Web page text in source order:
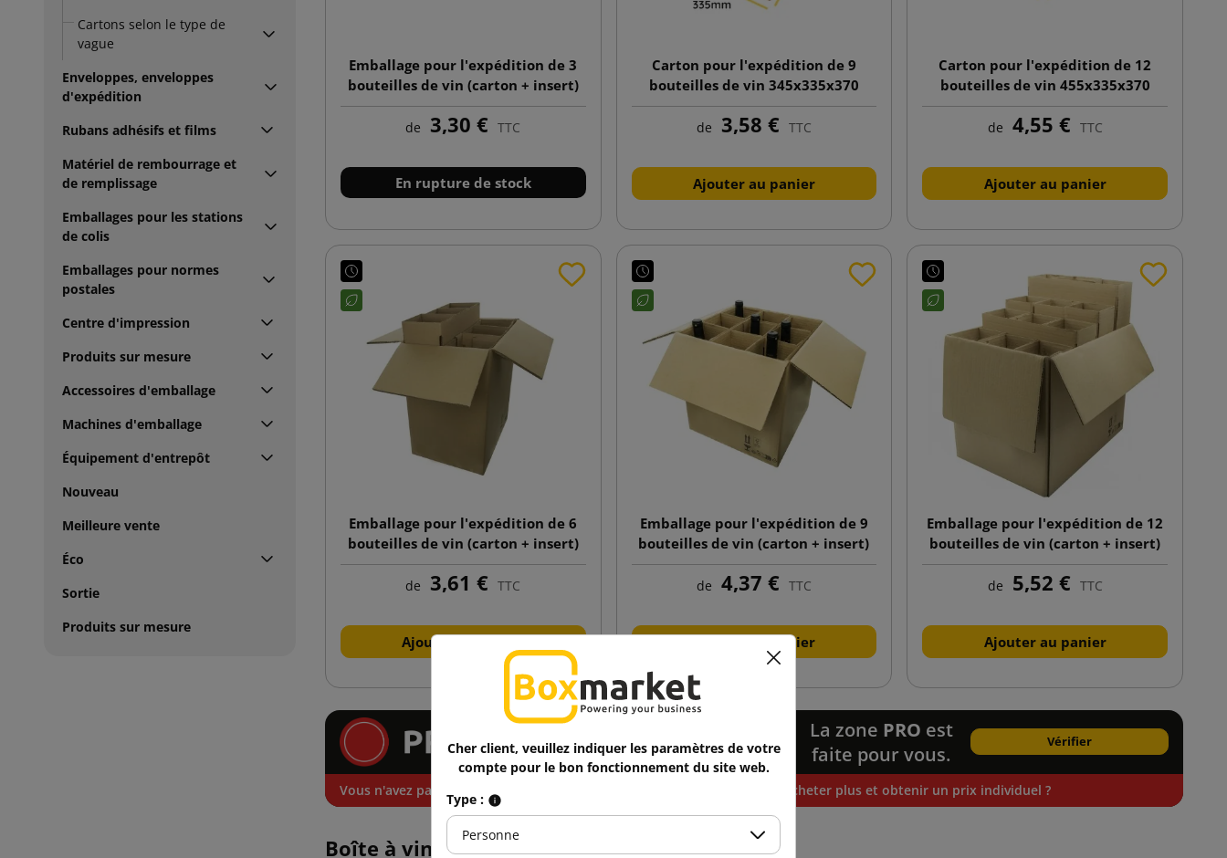
Cartons selon le type de
vague
Enveloppes, enveloppes
d'expédition
Rubans adhésifs et films
Matériel de rembourrage et
de remplissage
Emballages pour les stations
de colis
Emballages pour normes
postales
Centre d'impression
Produits sur mesure
Accessoires d'emballage
Machines d'emballage
Équipement d'entrepôt
Nouveau
Meilleure vente
Éco
Sortie
Produits sur mesure
Emballage pour l'expédition de 3
bouteilles de vin (carton + insert)
320x135x370
de 3,30 € TTC
En rupture de stock
Carton pour l'expédition de 9
bouteilles de vin 345x335x370
WKW3
de 3,58 € TTC
Ajouter au panier
Carton pour l'expédition de 12
bouteilles de vin 455x335x370
WKW4
de 4,55 € TTC
Ajouter au panier
Emballage pour l'expédition de 6
bouteilles de vin (carton + insert)
325x230x370
de 3,61 € TTC
Ajouter au panier
Emballage pour l'expédition de 9
bouteilles de vin (carton + insert)
345x335x370
de 4,37 € TTC
Ajouter au panier
Emballage pour l'expédition de 12
bouteilles de vin (carton + insert)
455x335x370
de 5,52 € TTC
Ajouter au panier
La zone PRO est
faite pour vous.
Vérifier
Vous n'avez pas trouvé le produit dont vous avez besoin ? Voulez-vous acheter plus et obtenir un prix individuel ?
Boîte à vin – allier praticité et élégance
Cher client, veuillez indiquer les paramètres de votre
compte pour le bon fonctionnement du site web.
Type :
Personne